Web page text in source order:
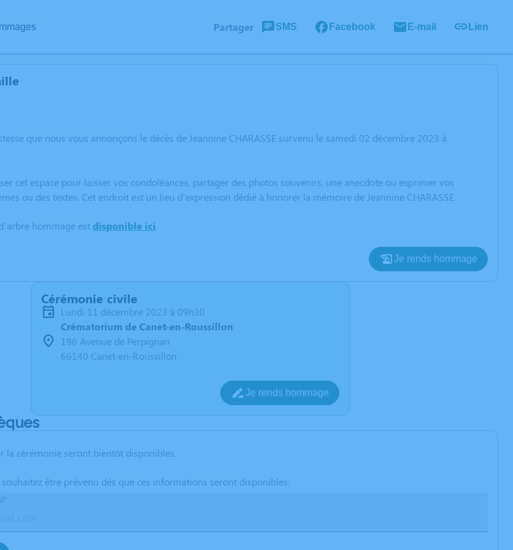
Partager SMS Facebook E-mail Lien
que nous vous annonçons le décès de Jeannine CHARASSE survenu le samedi 02 décembre 2023 à
cet espace pour laisser vos condoléances, partager des photos souvenirs, une anecdote ou exprimer vos
ou des textes. Cet endroit est un lieu d'expression dédié à honorer la mémoire de Jeannine CHARASSE.
hommage estdisponible ici.
Je rends hommage
Cérémonie civile
lundi 11 décembre 2023 à 09h30
Crématorium de Canet-en-Roussillon
196 Avenue de Perpignan
66140 Canet-en-Roussillon
Je rends hommage
la cérémonie seront bientôt disponibles.
souhaitez être prévenu dès que ces informations seront disponibles.